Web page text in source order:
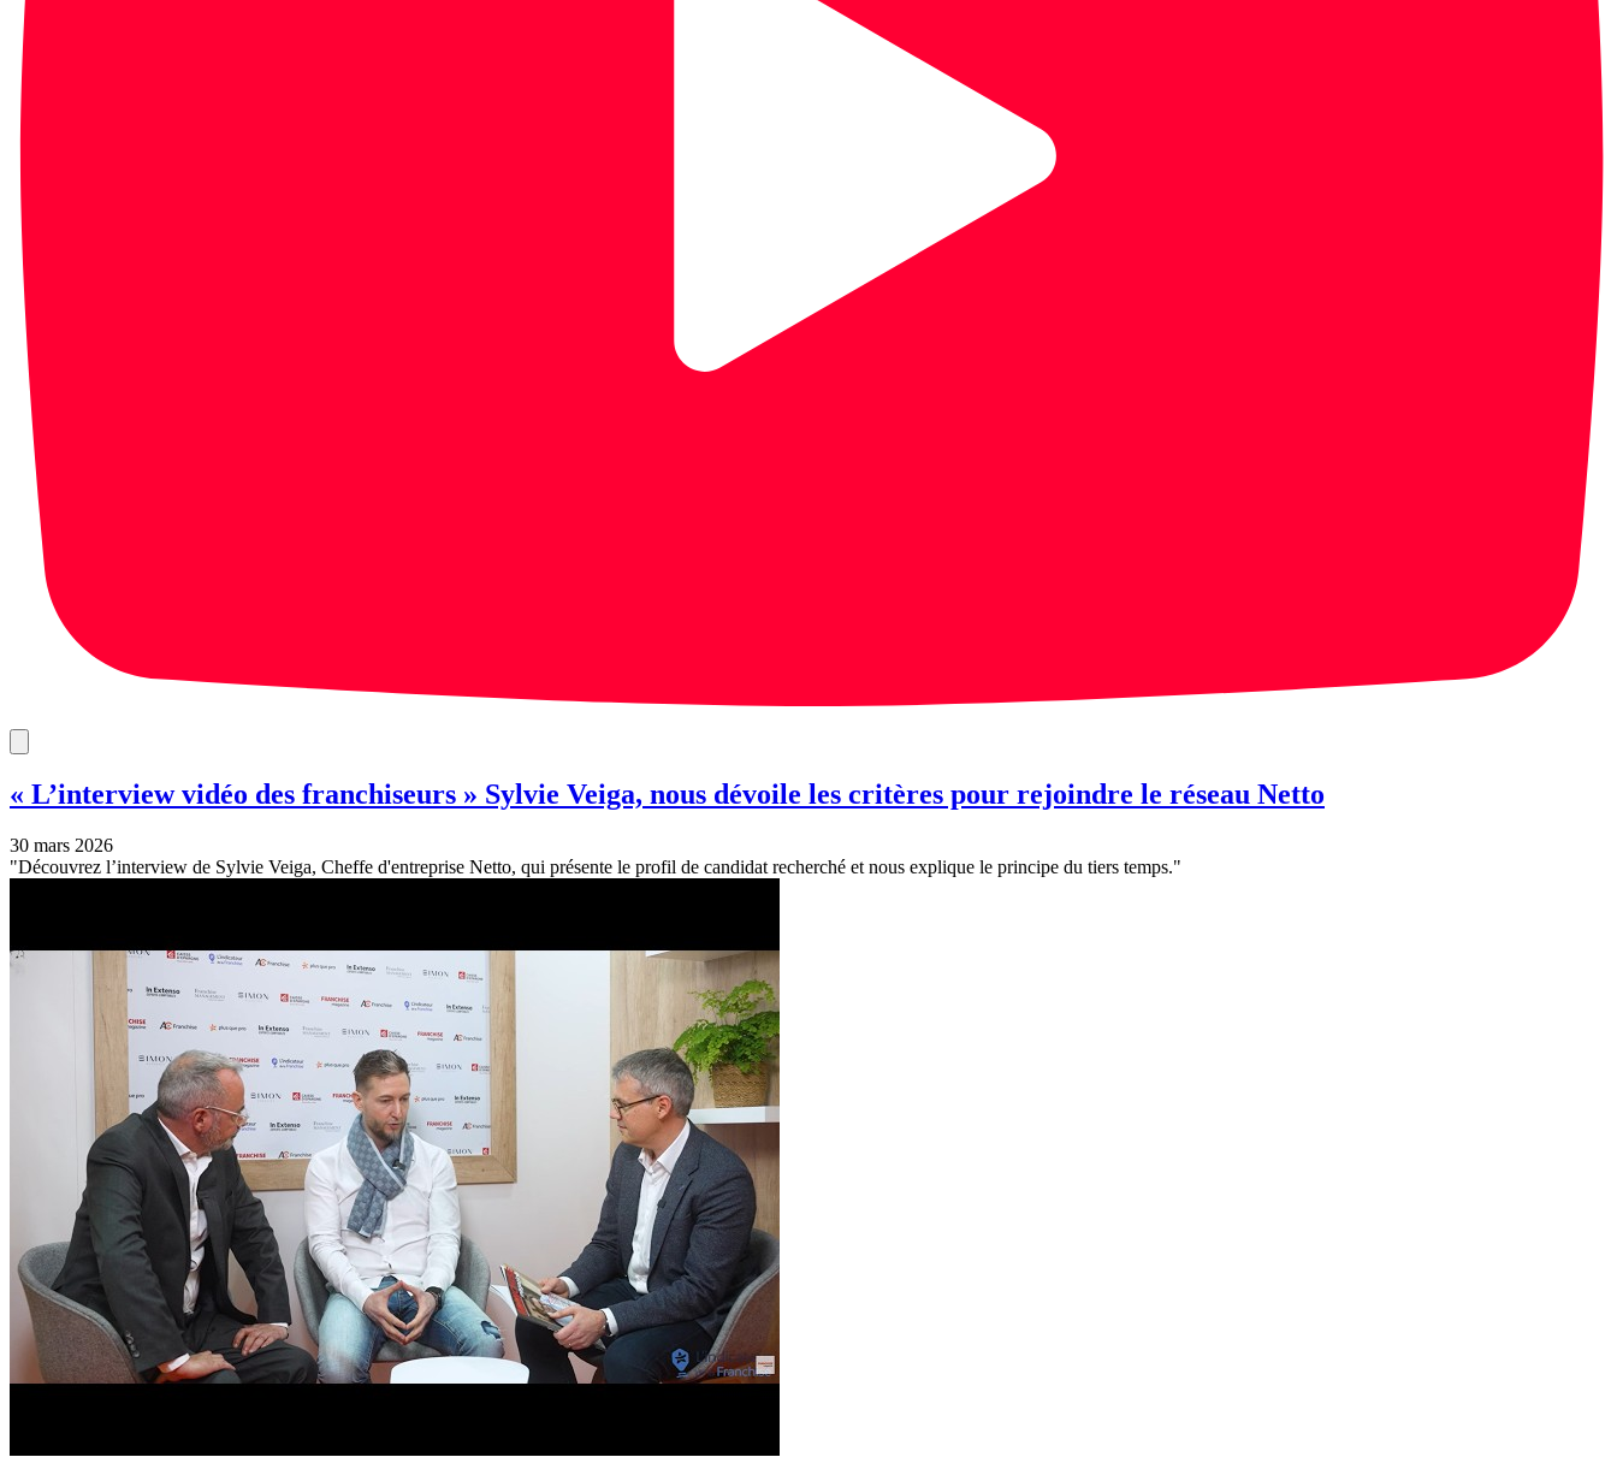
« L’interview vidéo des franchiseurs » Sylvie Veiga, nous dévoile les critères pour rejoindre le réseau Netto
30 mars 2026
"Découvrez l’interview de Sylvie Veiga, Cheffe d'entreprise Netto, qui présente le profil de candidat recherché et nous explique le principe du tiers temps."